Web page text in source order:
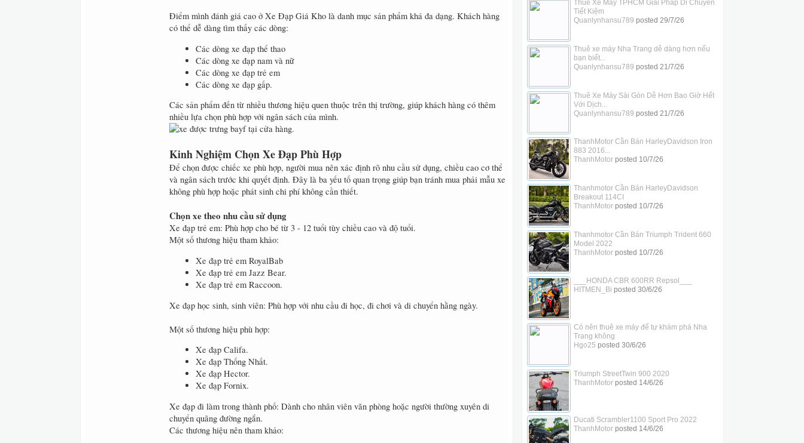
Điểm mình đánh giá cao ở Xe Đạp Giá Kho là danh mục sản phẩm khá đa dạng. Khách hàng
có thể dễ dàng tìm thấy các dòng:
Các dòng xe đạp thể thao
Các dòng xe đạp nam và nữ
Các dòng xe đạp trẻ em
Các dòng xe đạp gấp.
Các sản phẩm đến từ nhiều thương hiệu quen thuộc trên thị trường, giúp khách hàng có thêm
nhiều lựa chọn phù hợp với ngân sách của mình.
Kinh Nghiệm Chọn Xe Đạp Phù Hợp
Để chọn được chiếc xe phù hợp, người mua nên xác định rõ nhu cầu sử dụng, chiều cao cơ thể
và ngân sách trước khi quyết định. Đây là ba yếu tố quan trọng giúp bạn tránh mua phải mẫu xe
không phù hợp hoặc phát sinh chi phí không cần thiết.
Chọn xe theo nhu cầu sử dụng
Xe đạp trẻ em: Phù hợp cho bé từ 3 - 12 tuổi tùy chiều cao và độ tuổi.
Một số thương hiệu tham khảo:
Xe đạp trẻ em RoyalBab
Xe đạp trẻ em Jazz Bear.
Xe đạp trẻ em Raccoon.
Xe đạp học sinh, sinh viên: Phù hợp với nhu cầu đi học, đi chơi và di chuyển hằng ngày.
Một số thương hiệu phù hợp:
Xe đạp Califa.
Xe đạp Thống Nhất.
Xe đạp Hector.
Xe đạp Fornix.
Xe đạp đi làm trong thành phố: Dành cho nhân viên văn phòng hoặc người thường xuyên di
chuyển quãng đường ngắn.
Các thương hiệu nên tham khảo:
Thuê Xe Máy TPHCM Giải Pháp Di Chuyển
Tiết Kiệm
Quanlynhansu789 posted 29/7/26
Thuê xe máy Nha Trang dễ dàng hơn nếu
bạn biết...
Quanlynhansu789 posted 21/7/26
Thuê Xe Máy Sài Gòn Dễ Hơn Bao Giờ Hết
Với Dịch...
Quanlynhansu789 posted 21/7/26
ThanhMotor Cần Bán HarleyDavidson Iron
883 2016...
ThanhMotorposted 10/7/26
Thanhmotor Cần Bán HarleyDavidson
Breakout 114CI
ThanhMotorposted 10/7/26
Thanhmotor Cần Bán Triumph Trident 660
Model 2022
ThanhMotorposted 10/7/26
___HONDA CBR 600RR Repsol___
HITMEN_Bi posted 30/6/26
Có nên thuê xe máy để tự khám phá Nha
Trang không
Hgo25 posted 30/6/26
Triumph StreetTwin 900 2020
ThanhMotorposted 14/6/26
Ducati Scrambler1100 Sport Pro 2022
ThanhMotorposted 14/6/26